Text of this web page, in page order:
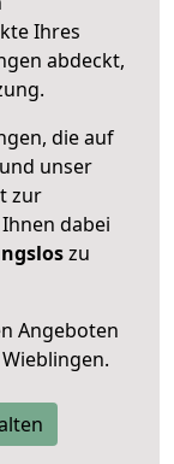
Ihres
abdeckt,
die auf
unser
zur
dabei
zu
Angeboten